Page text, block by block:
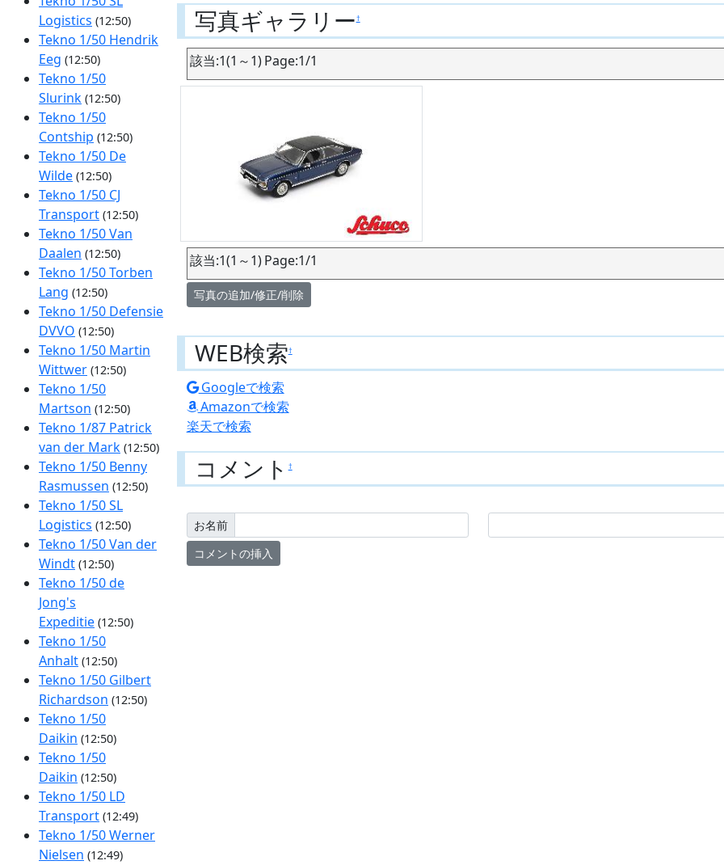
Logistics (12:50)
Tekno 1/50 Hendrik
Eeg (12:50)
Tekno 1/50
Slurink (12:50)
Tekno 1/50
Contship (12:50)
Tekno 1/50 De
Wilde (12:50)
Tekno 1/50 CJ
Transport (12:50)
Tekno 1/50 Van
Daalen (12:50)
Tekno 1/50 Torben
Lang (12:50)
Tekno 1/50 Defensie
DVVO (12:50)
Tekno 1/50 Martin
Wittwer (12:50)
Tekno 1/50
Martson (12:50)
Tekno 1/87 Patrick
van der Mark (12:50)
Tekno 1/50 Benny
Rasmussen (12:50)
Tekno 1/50 SL
Logistics (12:50)
Tekno 1/50 Van der
Windt (12:50)
Tekno 1/50 de
Jong's
Expeditie (12:50)
Tekno 1/50
Anhalt (12:50)
Tekno 1/50 Gilbert
Richardson (12:50)
Tekno 1/50
Daikin (12:50)
Tekno 1/50
Daikin (12:50)
Tekno 1/50 LD
Transport (12:49)
Tekno 1/50 Werner
Nielsen (12:49)
写真ギャラリー†
該当:1(1～1) Page:1/1
該当:1(1～1) Page:1/1
写真の追加/修正/削除
WEB検索†
Googleで検索
Amazonで検索
楽天で検索
コメント†
お名前